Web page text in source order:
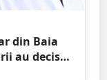
din Baia
au decis